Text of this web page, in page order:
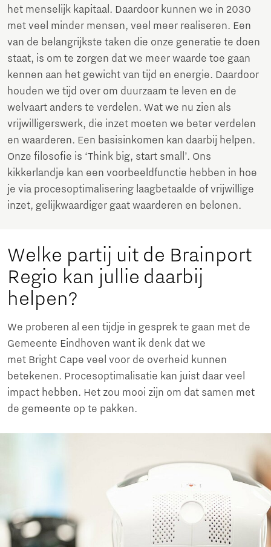
het menselijk kapitaal. Daardoor kunnen we in 2030
met veel minder mensen, veel meer realiseren. Een
van de belangrijkste taken die onze generatie te doen
staat, is om te zorgen dat we meer waarde toe gaan
kennen aan het gewicht van tijd en energie. Daardoor
houden we tijd over om duurzaam te leven en de
welvaart anders te verdelen. Wat we nu zien als
vrijwilligerswerk, die inzet moeten we beter verdelen
en waarderen. Een basisinkomen kan daarbij helpen.
Onze filosofie is ‘Think big, start small’. Ons
kikkerlandje kan een voorbeeldfunctie hebben in hoe
je via procesoptimalisering laagbetaalde of vrijwillige
inzet, gelijkwaardiger gaat waarderen en belonen.
Welke partij uit de Brainport
Regio kan jullie daarbij
helpen?
We proberen al een tijdje in gesprek te gaan met de
Gemeente Eindhoven want ik denk dat we
met Bright Cape veel voor de overheid kunnen
betekenen. Procesoptimalisatie kan juist daar veel
impact hebben. Het zou mooi zijn om dat samen met
de gemeente op te pakken.